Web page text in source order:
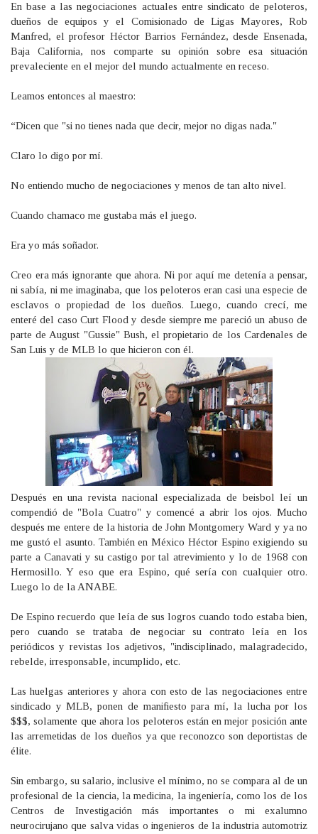
En base a las negociaciones actuales entre sindicato de peloteros,
dueños de equipos y el Comisionado de Ligas Mayores, Rob
Manfred, el profesor Héctor Barrios Fernández, desde Ensenada,
Baja California, nos comparte su opinión sobre esa situación
prevaleciente en el mejor del mundo actualmente en receso.
Leamos entonces al maestro:
“Dicen que "si no tienes nada que decir, mejor no digas nada."
Claro lo digo por mí.
No entiendo mucho de negociaciones y menos de tan alto nivel.
Cuando chamaco me gustaba más el juego.
Era yo más soñador.
Creo era más ignorante que ahora. Ni por aquí me detenía a pensar,
ni sabía, ni me imaginaba, que los peloteros eran casi una especie de
esclavos o propiedad de los dueños. Luego, cuando crecí, me
enteré del caso Curt Flood y desde siempre me pareció un abuso de
parte de August "Gussie" Bush, el propietario de los Cardenales de
San Luis y de MLB lo que hicieron con él.
Después en una revista nacional especializada de beisbol leí un
compendió de "Bola Cuatro" y comencé a abrir los ojos. Mucho
después me entere de la historia de John Montgomery Ward y ya no
me gustó el asunto. También en México Héctor Espino exigiendo su
parte a Canavati y su castigo por tal atrevimiento y lo de 1968 con
Hermosillo. Y eso que era Espino, qué sería con cualquier otro.
Luego lo de la ANABE.
De Espino recuerdo que leía de sus logros cuando todo estaba bien,
pero cuando se trataba de negociar su contrato leía en los
periódicos y revistas los adjetivos, "indisciplinado, malagradecido,
rebelde, irresponsable, incumplido, etc.
Las huelgas anteriores y ahora con esto de las negociaciones entre
sindicado y MLB, ponen de manifiesto para mí, la lucha por los
$$$, solamente que ahora los peloteros están en mejor posición ante
las arremetidas de los dueños ya que reconozco son deportistas de
élite.
Sin embargo, su salario, inclusive el mínimo, no se compara al de un
profesional de la ciencia, la medicina, la ingeniería, como los de los
Centros de Investigación más importantes o mi exalumno
neurocirujano que salva vidas o ingenieros de la industria automotriz